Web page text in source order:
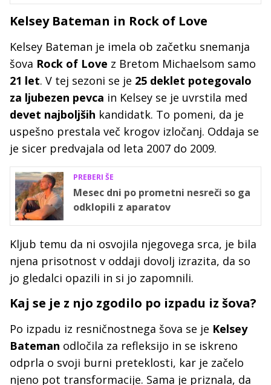
Kelsey Bateman in Rock of Love
Kelsey Bateman je imela ob začetku snemanja
šova Rock of Love z Bretom Michaelsom samo
21 let. V tej sezoni se je 25 deklet potegovalo
za ljubezen pevca in Kelsey se je uvrstila med
devet najboljših kandidatk. To pomeni, da je
uspešno prestala več krogov izločanj. Oddaja se
je sicer predvajala od leta 2007 do 2009.
PREBERI ŠE
Mesec dni po prometni nesreči so ga
odklopili z aparatov
Kljub temu da ni osvojila njegovega srca, je bila
njena prisotnost v oddaji dovolj izrazita, da so
jo gledalci opazili in si jo zapomnili.
Kaj se je z njo zgodilo po izpadu iz šova?
Po izpadu iz resničnostnega šova se je Kelsey
Bateman odločila za refleksijo in se iskreno
odprla o svoji burni preteklosti, kar je začelo
njeno pot transformacije. Sama je priznala, da